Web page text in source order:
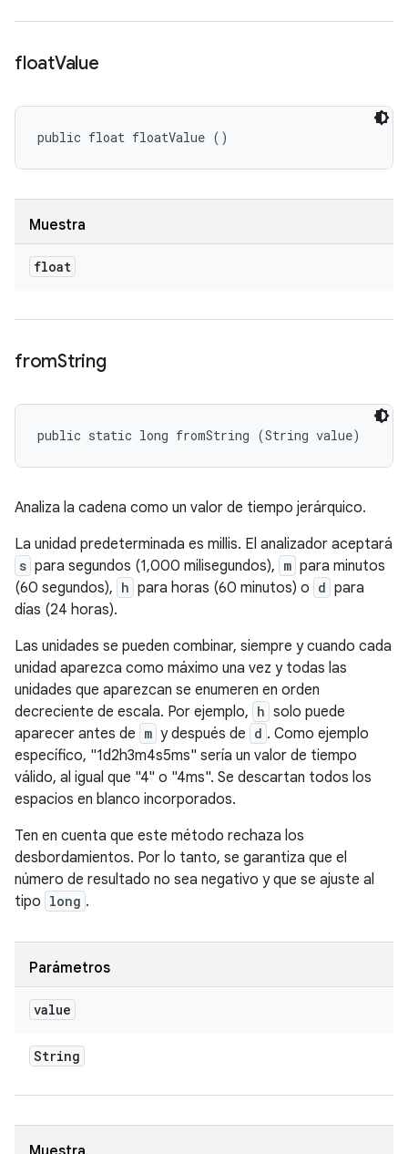
floatValue
public float floatValue ()
Muestra
float
fromString
public static long fromString (String value)
Analiza la cadena como un valor de tiempo jerárquico.
La unidad predeterminada es millis. El analizador aceptará
s para segundos (1,000 milisegundos), m para minutos
(60 segundos), h para horas (60 minutos) o d para
días (24 horas).
Las unidades se pueden combinar, siempre y cuando cada
unidad aparezca como máximo una vez y todas las
unidades que aparezcan se enumeren en orden
decreciente de escala. Por ejemplo, h solo puede
aparecer antes de m y después de d . Como ejemplo
específico, "1d2h3m4s5ms" sería un valor de tiempo
válido, al igual que "4" o "4ms". Se descartan todos los
espacios en blanco incorporados.
Ten en cuenta que este método rechaza los
desbordamientos. Por lo tanto, se garantiza que el
número de resultado no sea negativo y que se ajuste al
tipo long .
Parámetros
value
String